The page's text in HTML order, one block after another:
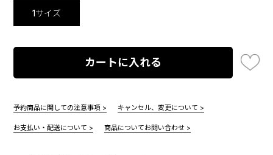
1サイズ
カートに入れる
予約商品に関しての注意事項 > キャンセル、変更について >
お支払い・配送について > 商品についてお問い合わせ >